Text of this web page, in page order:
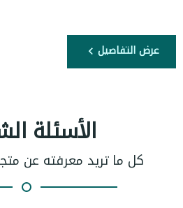
عرض التفاصيل
الأسئلة
كل ما تريد معرفته عن